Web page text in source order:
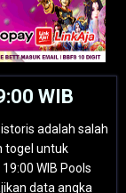
WIB
adalah salah
togel untuk
WIB Pools
data angka